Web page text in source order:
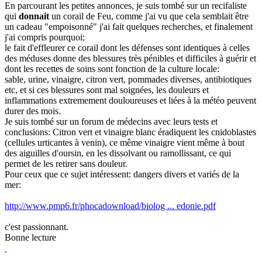
En parcourant les petites annonces, je suis tombé sur un recifaliste
qui donnait un corail de Feu, comme j'ai vu que cela semblait être
un cadeau "empoisonné" j'ai fait quelques recherches, et finalement
j'ai compris pourquoi;
le fait d'effleurer ce corail dont les défenses sont identiques à celles
des méduses donne des blessures très pénibles et difficiles à guérir et
dont les recettes de soins sont fonction de la culture locale:
sable, urine, vinaigre, citron vert, pommades diverses, antibiotiques
etc, et si ces blessures sont mal soignées, les douleurs et
inflammations extremement douloureuses et liées à la météo peuvent
durer des mois.
Je suis tombé sur un forum de médecins avec leurs tests et
conclusions: Citron vert et vinaigre blanc éradiquent les cnidoblastes
(cellules urticantes à venin), ce même vinaigre vient même à bout
des aiguilles d'oursin, en les dissolvant ou ramollissant, ce qui
permet de les retirer sans douleur.
Pour ceux que ce sujet intéressent: dangers divers et variés de la
mer:
http://www.pmp6.fr/phocadownload/biolog ... edonie.pdf
c'est passionnant.
Bonne lecture